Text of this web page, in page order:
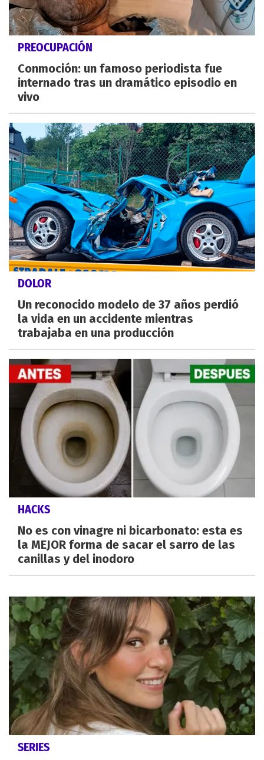
PREOCUPACIÓN
Conmoción: un famoso periodista fue
internado tras un dramático episodio en
vivo
DOLOR
Un reconocido modelo de 37 años perdió
la vida en un accidente mientras
trabajaba en una producción
HACKS
No es con vinagre ni bicarbonato: esta es
la MEJOR forma de sacar el sarro de las
canillas y del inodoro
SERIES